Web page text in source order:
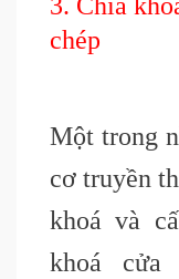
3. Chìa
chép
Một trong
cơ truyền
khoá và
khoá cửa